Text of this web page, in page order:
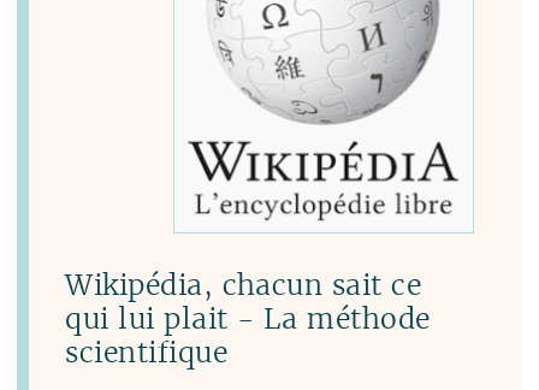
Wikipédia, chacun sait ce
qui lui plait - La méthode
scientifique